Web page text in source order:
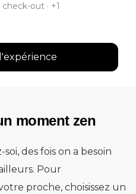
out · +1
moment zen
des fois on a besoin
Pour
proche, choisissez un